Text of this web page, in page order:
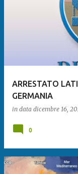
ARRESTATO
GERMANIA
in data dicembre 16,
0